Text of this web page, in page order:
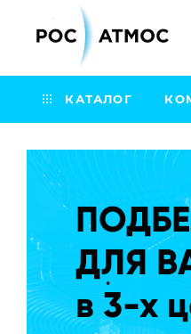
КАТАЛОГ
.